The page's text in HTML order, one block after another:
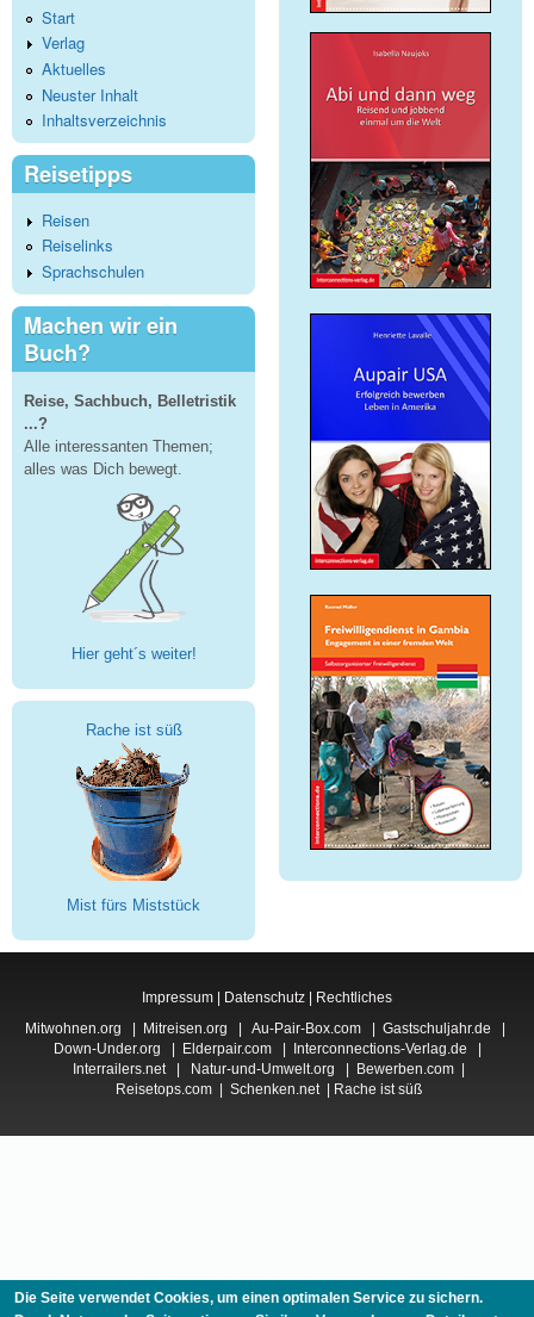
Start
Verlag
Aktuelles
Neuster Inhalt
Inhaltsverzeichnis
Reisetipps
Reisen
Reiselinks
Sprachschulen
Machen wir ein
Buch?
Reise, Sachbuch, Belletristik
...?
Alle interessanten Themen;
alles was Dich bewegt.
Hier geht´s weiter!
Rache ist süß
Mist fürs Miststück
Impressum | Datenschutz | Rechtliches
Mitwohnen.org
Mitreisen.org Au-Pair-Box.com Gastschuljahr.de
Down-Under.org
Elderpair.com| Interconnections-Verlag.de
Interrailers.net| Natur-und-Umwelt.org Bewerben.com
Reisetops.com
Schenken.net| Rache ist süß
Die Seite verwendet Cookies, um einen optimalen Service zu sichern.